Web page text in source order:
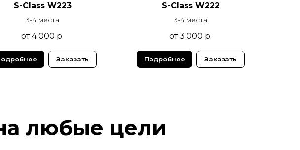
S-Class W223
3-4 места
от 4 000 р.
Заказать
S-Class W222
3-4 места
от 3 000 р.
Подробнее Заказать
любые цели